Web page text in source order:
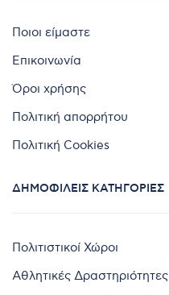
Ποιοι είμαστε
Επικοινωνία
Όροι χρήσης
Πολιτική απορρήτου
Πολιτική Cookies
ΔΗΜΟΦΙΛΕΊΣ ΚΑΤΗΓΟΡΊΕΣ
Πολιτιστικοί Χώροι
Αθλητικές Δραστηριότητες